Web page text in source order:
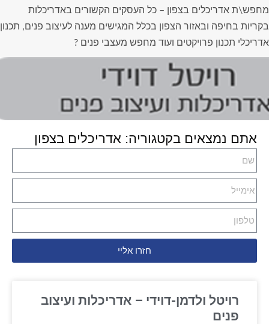
מחפש\ת אדריכלים בצפון – כל העסקים הקשורים באדריכלות
בקריות בחיפה ובאזור הצפון בכלל המגישים מענה לעיצוב פנים, תכנון
אדריכלי תכנון פרויקטים ועוד מחפש מעצבי פנים ?
אתם נמצאים בקטגוריה: אדריכלים בצפון
חזרו אליי
רויטל ולדמן-דוידי – אדריכלות ועיצוב
פנים